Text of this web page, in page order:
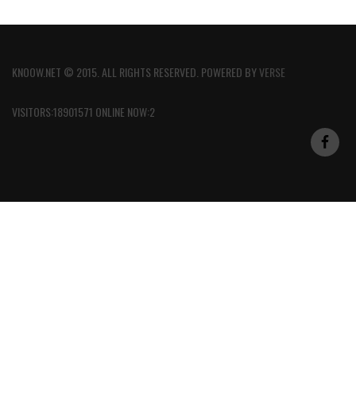
KNOOW.NET © 2015. ALL RIGHTS RESERVED. POWERED BYVERSE
VISITORS:18901571 ONLINE NOW:2